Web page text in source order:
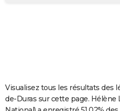
Carte de Noël
Carte Bonne année
Carte Saint-Valentin
Carte Pâques
Carte d'anniversaire
DICTIONNAIRE
Visualisez tous les résultats des
de-Duras sur cette page.